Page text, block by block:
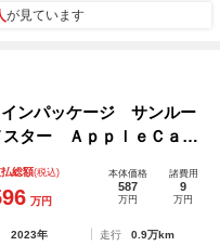
が見ています
ンパッケージ サンルー
ター ＡｐｐｌｅＣａｒ
フ 本革シート エアサ
Ｐｌａｙ シートエアコ
総額(税込)
万円
本体価格
587
万円
諸費用
9
万円
2023年 走行
0.9万km